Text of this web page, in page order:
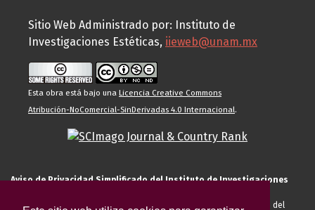
Sitio Web Administrado por: Instituto de
Investigaciones Estéticas, iieweb@unam.mx
Esta obra está bajo una Licencia Creative Commons
Atribución-NoComercial-SinDerivadas 4.0 Internacional.
Aviso de Privacidad Simplificado del Instituto de Investigaciones
El Instituto de Investigaciones Estéticas de la UNAM, es responsable del